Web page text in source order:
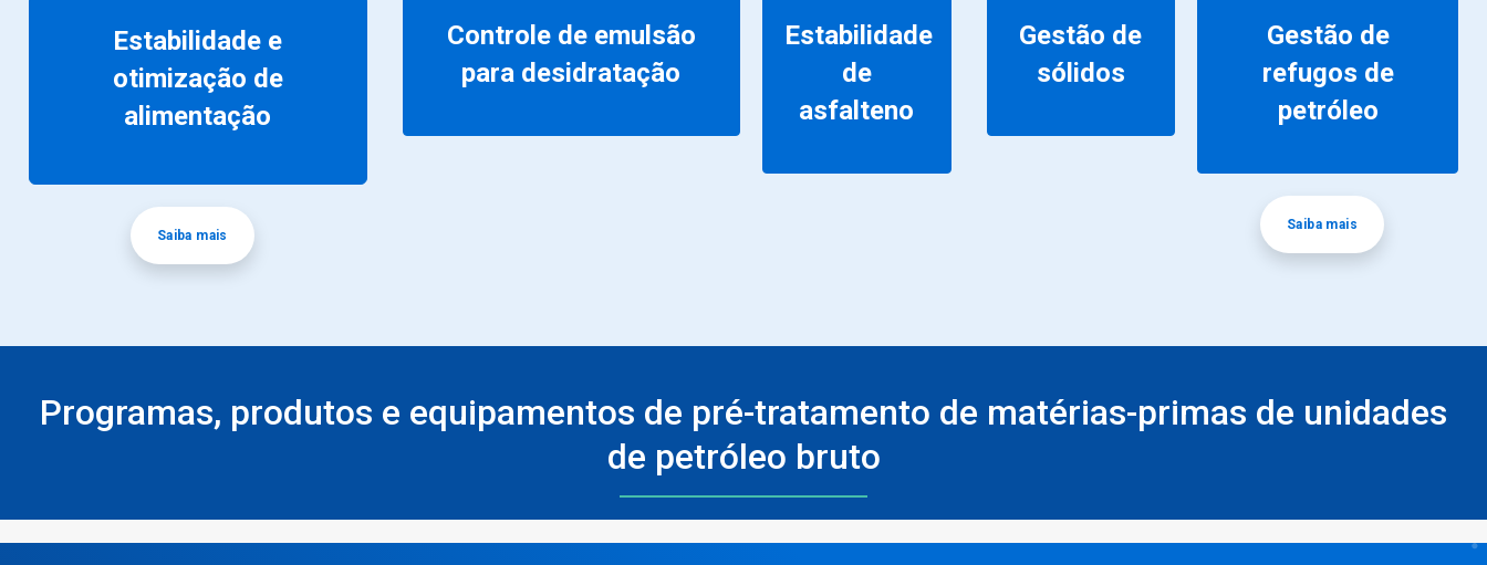
Estabilidade e
otimização de
alimentação
Saiba mais
Controle de emulsão
para desidratação
Estabilidade
de
asfalteno
Gestão de
sólidos
Gestão de
refugos de
petróleo
Saiba mais
Programas, produtos e equipamentos de pré-tratamento de matérias-primas de unidades
de petróleo bruto